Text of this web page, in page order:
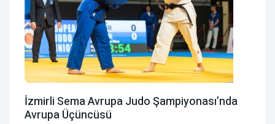
İzmirli Sema Avrupa Judo Şampiyonası’nda
Avrupa Üçüncüsü